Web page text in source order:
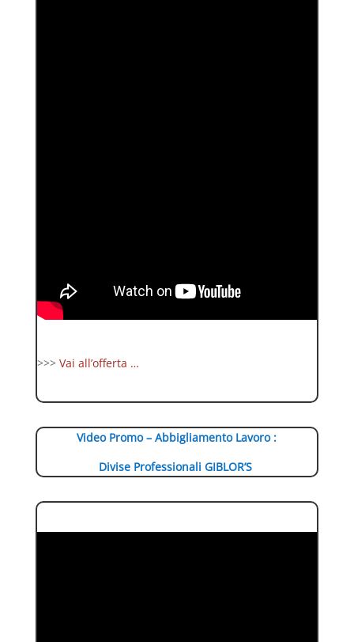
>>> Vai all’offerta …
Video Promo – Abbigliamento Lavoro :
Divise Professionali GIBLOR’S